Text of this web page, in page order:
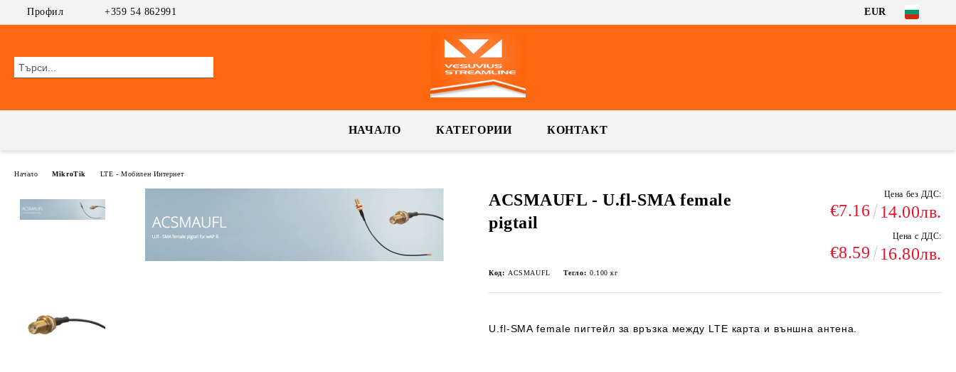
Профил +359 54 862991 EUR
НАЧАЛО КАТЕГОРИИ КОНТАКТ
Начало MikroTik LTE - Мобилен Интернет
ACSMAUFL - U.fl-SMA female
pigtail
Цена без ДДС:
€7.16 14.00лв.
Цена с ДДС:
€8.59 16.80лв.
Код: ACSMAUFL Тегло: 0.100 кг
U.fl-SMA female пигтейл за връзка между LTE карта и външна антена.